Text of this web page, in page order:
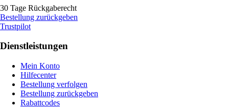
30 Tage Rückgaberecht
Bestellung zurückgeben
Trustpilot
Dienstleistungen
Mein Konto
Hilfecenter
Bestellung verfolgen
Bestellung zurückgeben
Rabattcodes